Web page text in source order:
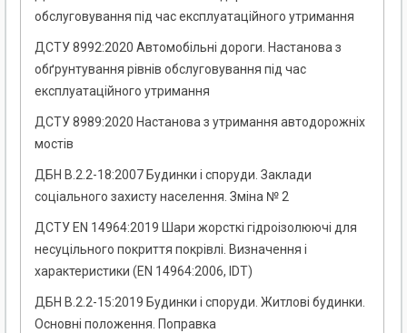
обслуговування під час експлуатаційного утримання
ДСТУ 8992:2020 Автомобільні дороги. Настанова з
обґрунтування рівнів обслуговування під час
експлуатаційного утримання
ДСТУ 8989:2020 Настанова з утримання автодорожніх
мостів
ДБН В.2.2-18:2007 Будинки і споруди. Заклади
соціального захисту населення. Зміна № 2
ДСТУ EN 14964:2019 Шари жорсткі гідроізолюючі для
несуцільного покриття покрівлі. Визначення і
характеристики (EN 14964:2006, IDT)
ДБН В.2.2-15:2019 Будинки і споруди. Житлові будинки.
Основні положення. Поправка